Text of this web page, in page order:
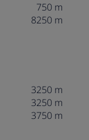
750 m
8250 m
3250 m
3250 m
3750 m